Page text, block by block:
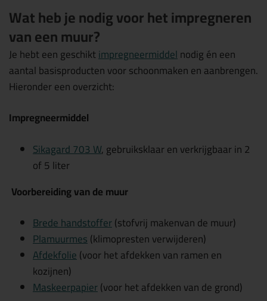
Wat heb je nodig voor het impregneren
van een muur?
Je hebt een geschiktimpregneermiddelnodig én een
aantal basisproducten voor schoonmaken en aanbrengen.
Hieronder een overzicht:
Impregneermiddel
Sikagard 703 W, gebruiksklaar en verkrijgbaar in 2
of 5 liter
Voorbereiding van de muur
Brede handstoffer(stofvrij makenvan de muur)
Plamuurmes(klimopresten verwijderen)
Afdekfolie(voor het afdekken van ramen en
kozijnen)
Maskeerpapier(voor het afdekken van de grond)